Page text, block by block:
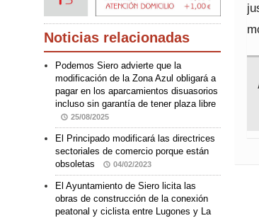
Noticias relacionadas
Podemos Siero advierte que la
modificación de la Zona Azul obligará a
pagar en los aparcamientos disuasorios
incluso sin garantía de tener plaza libre
25/08/2025
El Principado modificará las directrices
sectoriales de comercio porque están
obsoletas
04/02/2023
El Ayuntamiento de Siero licita las
obras de construcción de la conexión
peatonal y ciclista entre Lugones y La